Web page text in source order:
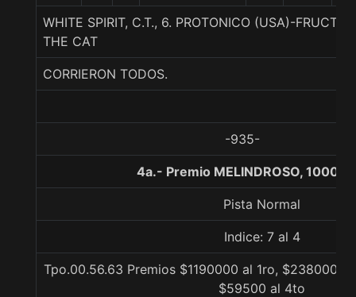
WHITE SPIRIT, C.T., 6. PROTONICO (USA)-
THE CAT
CORRIERON TODOS.
-935-
4a.- Premio MELINDROSO, 1000
Pista Normal
Indice: 7 al 4
Tpo.00.56.63 Premios $1190000 al 1ro, $238000
$59500 al 4to